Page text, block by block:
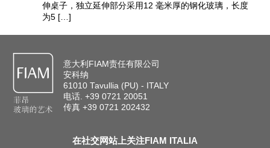
伸桌子，独立延伸部分采用12 毫米厚的钢化玻璃，长度
为5 […]
意大利FIAM责任有限公司
安科纳
61010 Tavullia (PU) - ITALY
电话. +39 0721 20051
传真 +39 0721 202432
在社交网站上关注FIAM ITALIA